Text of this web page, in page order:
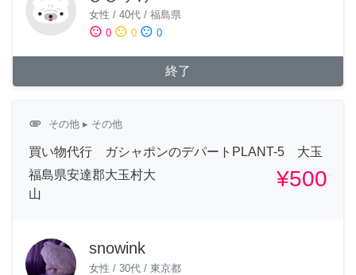
女性 / 40代 / 福島県
sentiment_satisfied 0 sentiment_neutral 0 sentiment_dissatisfied 0
終了
attachment その他 ▸ その他
買い物代行 ガシャポンのデパートPLANT-5 大玉
福島県安達郡大玉村大
山
¥500
snowink
女性 / 30代 / 東京都